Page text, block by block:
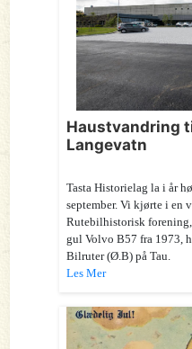
Haustvandring
Langevatn
Tasta Historielag la i år
september. Vi kjørte i en
Rutebilhistorisk forening,
gul Volvo B57 fra 1973,
Bilruter (Ø.B) på Tau.
Les Mer